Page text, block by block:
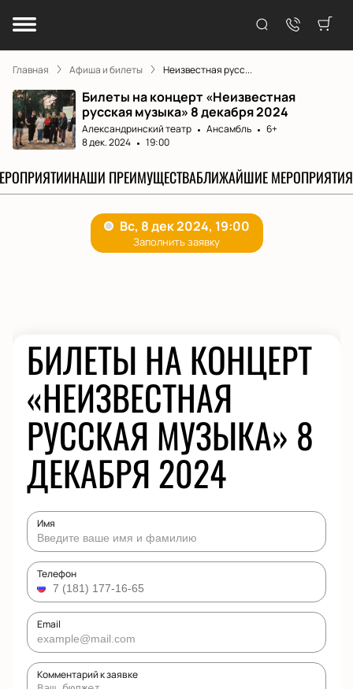
Главная Афиша и билеты Неизвестная русс...
Билеты на концерт «Неизвестная
русская музыка» 8 декабря 2024
Александринский театр Ансамбль
6+
8 дек. 2024
19:00
НАШИ ПРЕИМУЩЕСТВАБЛИЖАЙШИЕ МЕРОПРИЯТИЯ
БИЛЕТЫ НА КОНЦЕРТ
«НЕИЗВЕСТНАЯ
РУССКАЯ МУЗЫКА» 8
ДЕКАБРЯ 2024
Имя
Телефон
Email
Комментарий к заявке